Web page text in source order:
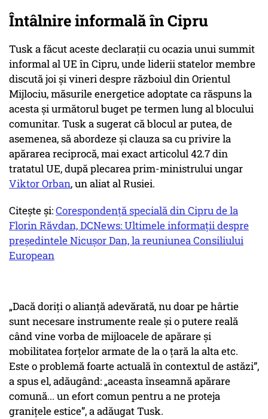
Întâlnire informală în Cipru
Tusk a făcut aceste declaraţii cu ocazia unui summit
informal al UE în Cipru, unde liderii statelor membre
discută joi şi vineri despre războiul din Orientul
Mijlociu, măsurile energetice adoptate ca răspuns la
acesta şi următorul buget pe termen lung al blocului
comunitar. Tusk a sugerat că blocul ar putea, de
asemenea, să abordeze şi clauza sa cu privire la
apărarea reciprocă, mai exact articolul 42.7 din
tratatul UE, după plecarea prim-ministrului ungar
Viktor Orban, un aliat al Rusiei.
Citește și:Corespondență specială din Cipru de la
Florin Răvdan, DCNews: Ultimele informații despre
președintele Nicușor Dan, la reuniunea Consiliului
European
„Dacă doriţi o alianţă adevărată, nu doar pe hârtie
sunt necesare instrumente reale şi o putere reală
când vine vorba de mijloacele de apărare şi
mobilitatea forţelor armate de la o ţară la alta etc.
Este o problemă foarte actuală în contextul de astăzi”,
a spus el, adăugând: „aceasta înseamnă apărare
comună... un efort comun pentru a ne proteja
graniţele estice”, a adăugat Tusk.